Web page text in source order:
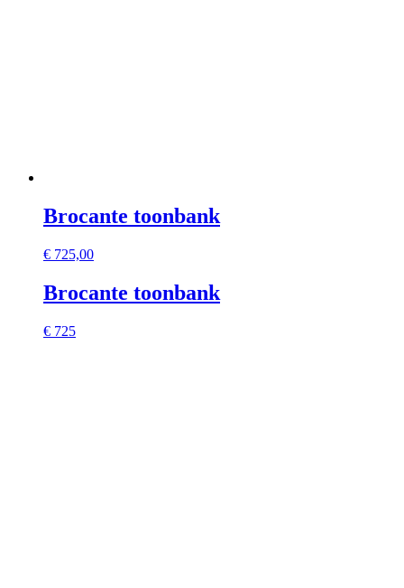
Brocante toonbank
€ 725,00
Brocante toonbank
€ 725